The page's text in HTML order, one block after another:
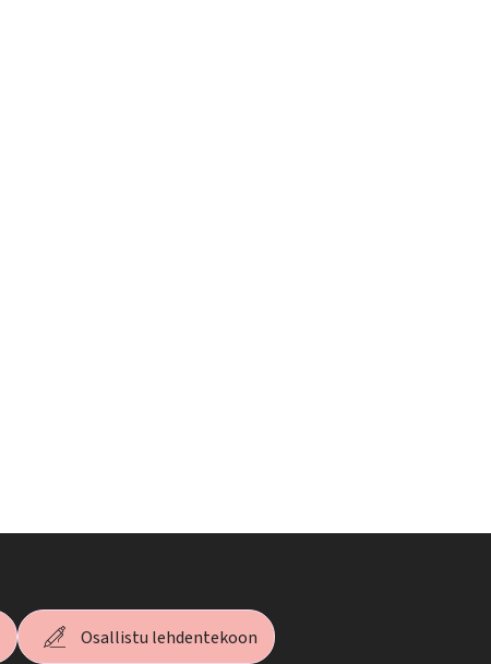
Osallistu lehdentekoon